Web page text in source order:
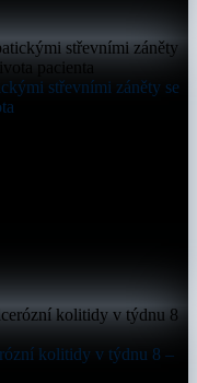
střevními záněty se
kolitidy v týdnu 8 –